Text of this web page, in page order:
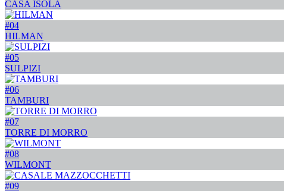
CASA ISOLA
#04
HILMAN
#05
SULPIZI
#06
TAMBURI
#07
TORRE DI MORRO
#08
WILMONT
#09